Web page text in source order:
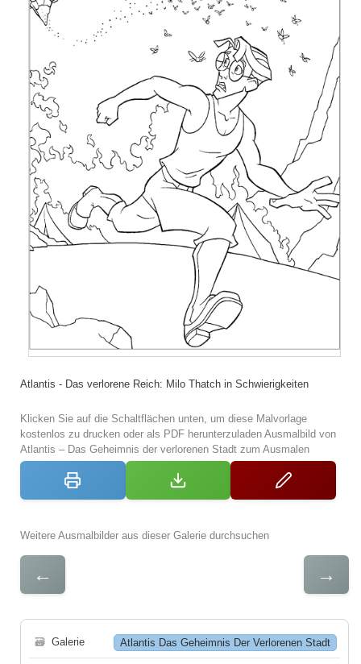
Atlantis - Das verlorene Reich: Milo Thatch in Schwierigkeiten
Klicken Sie auf die Schaltflächen unten, um diese Malvorlage
kostenlos zu drucken oder als PDF herunterzuladen Ausmalbild von
Atlantis – Das Geheimnis der verlorenen Stadt zum Ausmalen
Weitere Ausmalbilder aus dieser Galerie durchsuchen
← →
🗃 Galerie Atlantis Das Geheimnis Der Verlorenen Stadt